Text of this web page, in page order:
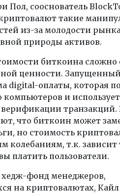
Пол, сооснователь
такие
из-за молодости
природы активов.
биткоина сложно
ценности. Запущенный
digital-оплаты, которая
и использует
транзакций.
что биткоин может
но стоимость
колебаниям, т.к. зависит
платить пользователи.
фонд менеджеров,
на криптовалютах,